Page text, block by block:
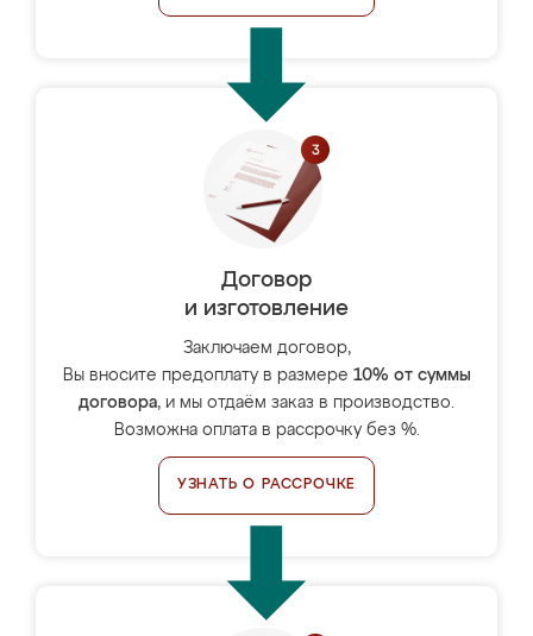
Договор
и изготовление
Заключаем договор,
Вы вносите предоплату в размере 10% от суммы
договора, и мы отдаём заказ в производство.
Возможна оплата в рассрочку без %.
УЗНАТЬ О РАССРОЧКЕ